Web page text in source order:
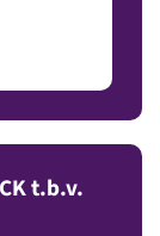
t.b.v.